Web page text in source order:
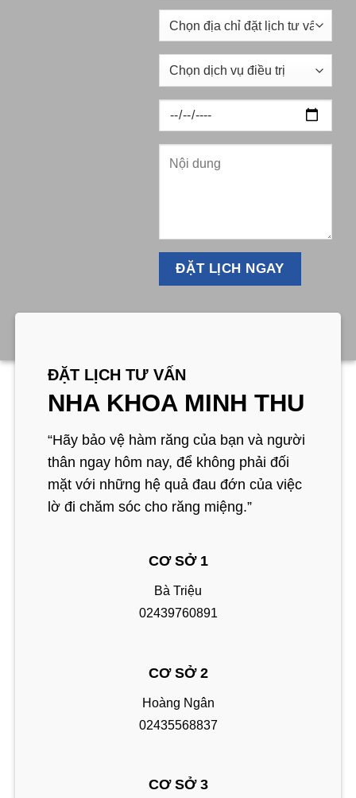
ĐẶT LỊCH TƯ VẤN
NHA KHOA MINH THU
“Hãy bảo vệ hàm răng của bạn và người
thân ngay hôm nay, để không phải đối
mặt với những hệ quả đau đớn của việc
lờ đi chăm sóc cho răng miệng.”
CƠ SỞ 1
Bà Triệu
02439760891
CƠ SỞ 2
Hoàng Ngân
02435568837
CƠ SỞ 3